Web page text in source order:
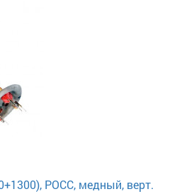
РОСС, медный, верт.